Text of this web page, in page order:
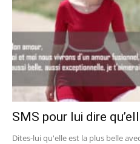
SMS pour lui dire
Dites-lui qu'elle est la plus belle